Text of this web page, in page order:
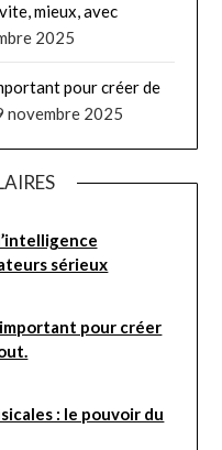
mieux, avec
2025
pour créer de
novembre 2025
sérieux
important pour créer
: le pouvoir du